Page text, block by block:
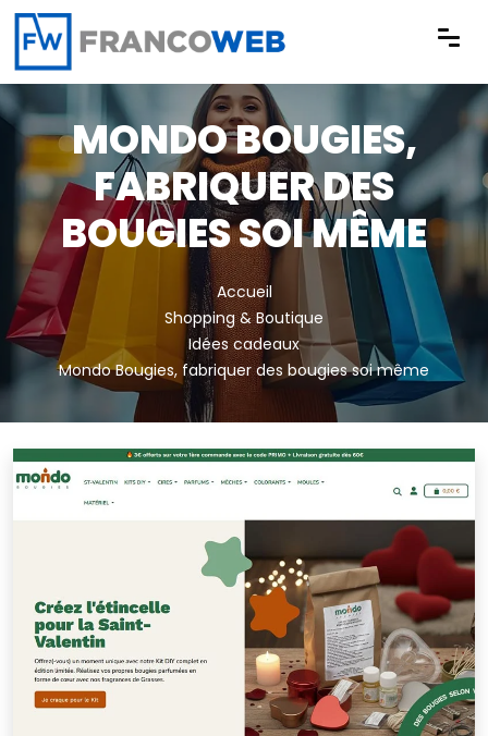
Panneau de gestion des cookies
MONDO BOUGIES,
FABRIQUER DES
BOUGIES SOI MÊME
Accueil
Shopping & Boutique
Idées cadeaux
Mondo Bougies, fabriquer des bougies soi même